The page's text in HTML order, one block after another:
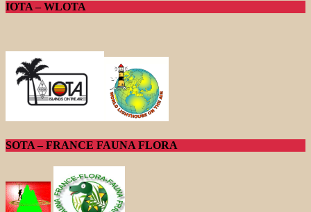
IOTA – WLOTA
SOTA – FRANCE FAUNA FLORA